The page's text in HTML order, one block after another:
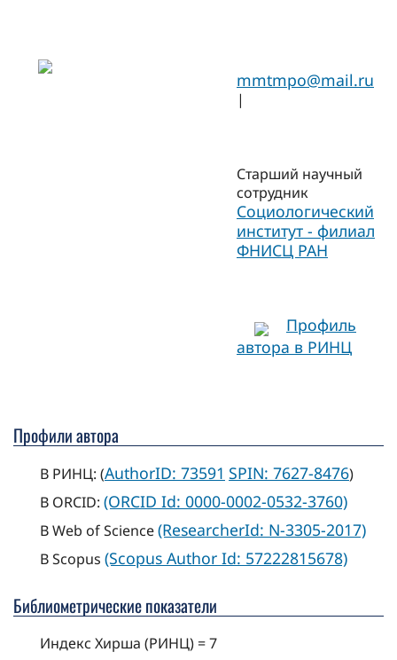
mmtmpo@mail.ru
|
Старший научный
сотрудник
Социологический
институт - филиал
ФНИСЦ РАН
Профиль
автора в РИНЦ
Профили автора
В РИНЦ: (AuthorID: 73591 SPIN: 7627-8476)
В ORCID: (ORCID Id: 0000-0002-0532-3760)
В Web of Science(ResearcherId: N-3305-2017)
В Scopus (Scopus Author Id: 57222815678)
Библиометрические показатели
Индекс Хирша (РИНЦ) = 7